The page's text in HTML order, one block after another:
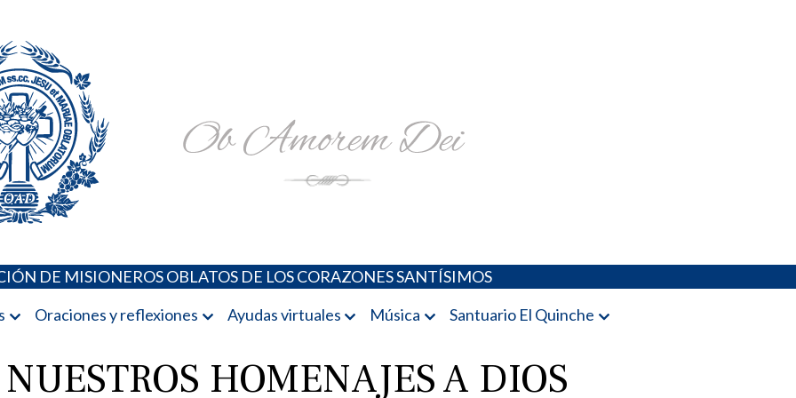
DE MISIONEROS OBLATOS DE LOS CORAZONES SANTÍSIMOS
Oraciones y reflexiones Ayudas virtuales Música Santuario El Quinche
HOMENAJES A DIOS